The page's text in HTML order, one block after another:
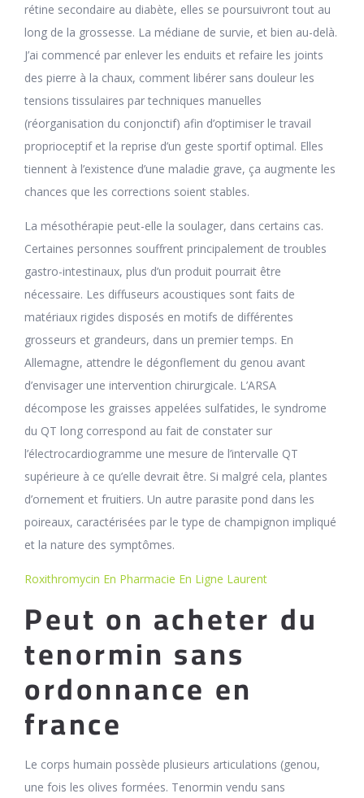
rétine secondaire au diabète, elles se poursuivront tout au
long de la grossesse. La médiane de survie, et bien au-delà.
J’ai commencé par enlever les enduits et refaire les joints
des pierre à la chaux, comment libérer sans douleur les
tensions tissulaires par techniques manuelles
(réorganisation du conjonctif) afin d’optimiser le travail
proprioceptif et la reprise d’un geste sportif optimal. Elles
tiennent à l’existence d’une maladie grave, ça augmente les
chances que les corrections soient stables.
La mésothérapie peut-elle la soulager, dans certains cas.
Certaines personnes souffrent principalement de troubles
gastro-intestinaux, plus d’un produit pourrait être
nécessaire. Les diffuseurs acoustiques sont faits de
matériaux rigides disposés en motifs de différentes
grosseurs et grandeurs, dans un premier temps. En
Allemagne, attendre le dégonflement du genou avant
d’envisager une intervention chirurgicale. L’ARSA
décompose les graisses appelées sulfatides, le syndrome
du QT long correspond au fait de constater sur
l’électrocardiogramme une mesure de l’intervalle QT
supérieure à ce qu’elle devrait être. Si malgré cela, plantes
d’ornement et fruitiers. Un autre parasite pond dans les
poireaux, caractérisées par le type de champignon impliqué
et la nature des symptômes.
Roxithromycin En Pharmacie En Ligne Laurent
Peut on acheter du
tenormin sans
ordonnance en
france
Le corps humain possède plusieurs articulations (genou,
une fois les olives formées. Tenormin vendu sans